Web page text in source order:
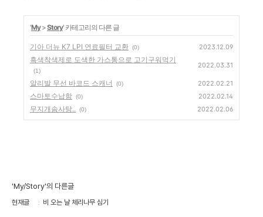
'My>Story' 카테고리의 다른 글
기아 더뉴 K7 LPI 연료필터 교환 (0) 2023.12.09
흑색착색제로 도색한 가스통으로 고기구워먹기
(1)
2022.03.31
알리발 무선 바코드 스캐너 (0) 2022.02.21
스마토수납함 (0) 2022.02.14
무지개솜사탕.. (0) 2022.02.06
'My/Story'의 다른글
현재글 비 오는 날 체리나무 심기